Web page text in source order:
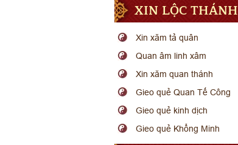
XIN LỘC THÁNH
Xin xăm tả quân
Quan âm linh xâm
Xin xăm quan thánh
Gieo quẻ Quan Tế Công
Gieo quẻ kinh dịch
Gieo quẻ Khổng Minh